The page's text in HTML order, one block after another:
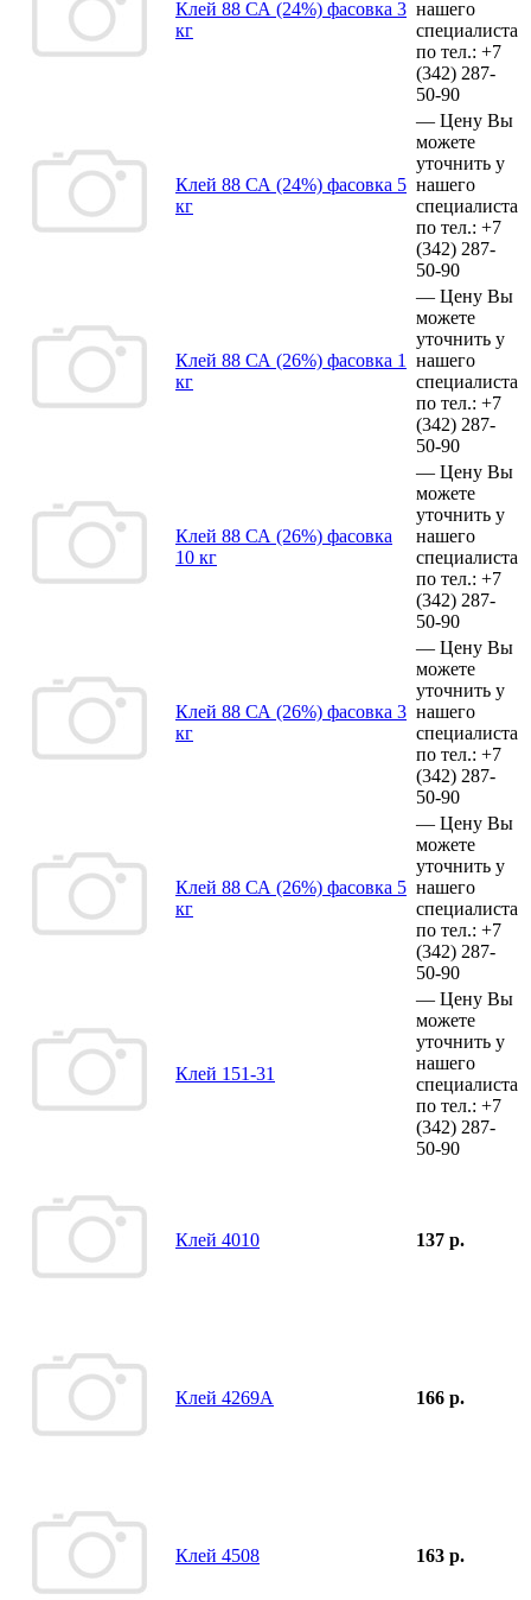
Клей 88 СА (24%) фасовка 3
кг
нашего
специалиста
по тел.: +7
(342) 287-
50-90
Клей 88 СА (24%) фасовка 5
кг
— Цену Вы
можете
уточнить у
нашего
специалиста
по тел.: +7
(342) 287-
50-90
Клей 88 СА (26%) фасовка 1
кг
— Цену Вы
можете
уточнить у
нашего
специалиста
по тел.: +7
(342) 287-
50-90
Клей 88 СА (26%) фасовка
10 кг
— Цену Вы
можете
уточнить у
нашего
специалиста
по тел.: +7
(342) 287-
50-90
Клей 88 СА (26%) фасовка 3
кг
— Цену Вы
можете
уточнить у
нашего
специалиста
по тел.: +7
(342) 287-
50-90
Клей 88 СА (26%) фасовка 5
кг
— Цену Вы
можете
уточнить у
нашего
специалиста
по тел.: +7
(342) 287-
50-90
Клей 151-31
— Цену Вы
можете
уточнить у
нашего
специалиста
по тел.: +7
(342) 287-
50-90
Клей 4010 137 р.
Клей 4269А 166 р.
Клей 4508 163 р.